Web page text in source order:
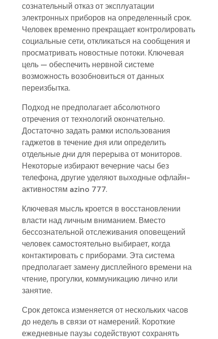
сознательный отказ от эксплуатации
электронных приборов на определенный срок.
Человек временно прекращает контролировать
социальные сети, откликаться на сообщения и
просматривать новостные потоки. Ключевая
цель — обеспечить нервной системе
возможность возобновиться от данных
переизбытка.
Подход не предполагает абсолютного
отречения от технологий окончательно.
Достаточно задать рамки использования
гаджетов в течение дня или определить
отдельные дни для перерыва от мониторов.
Некоторые избирают вечерние часы без
телефона, другие уделяют выходные офлайн-
активностям azino 777.
Ключевая мысль кроется в восстановлении
власти над личным вниманием. Вместо
бессознательной отслеживания оповещений
человек самостоятельно выбирает, когда
контактировать с приборами. Эта система
предполагает замену дисплейного времени на
чтение, прогулки, коммуникацию лично или
занятие.
Срок детокса изменяется от нескольких часов
до недель в связи от намерений. Короткие
ежедневные паузы содействуют сохранять